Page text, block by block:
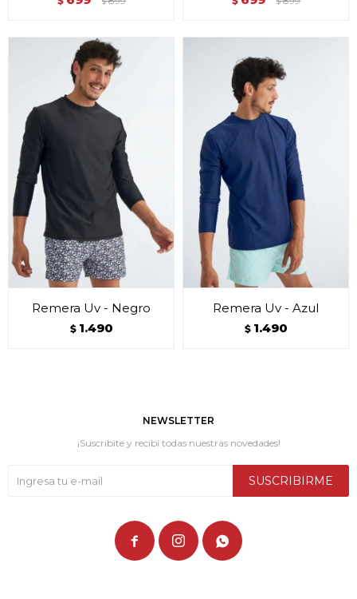
Remera Uv - Negro
$ 1.490
Remera Uv - Azul
$ 1.490
NEWSLETTER
¡Suscribite y recibí todas nuestras novedades!
SUSCRIBIRME
  